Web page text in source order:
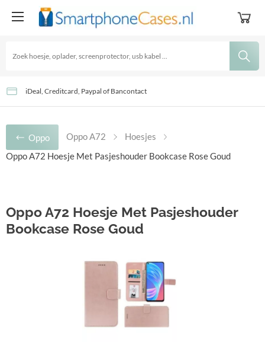
GRATIS Verzending - Levertijd: 2-3 Werkdagen
Goedkoopste accessoires sinds 2016!
iDeal, Creditcard, Paypal of Bancontact
Oppo Oppo A72
Hoesjes
Oppo A72 Hoesje Met Pasjeshouder Bookcase Rose Goud
Oppo A72 Hoesje Met Pasjeshouder
Bookcase Rose Goud